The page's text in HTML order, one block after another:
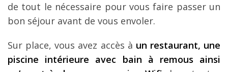
de tout le nécessaire pour vous faire passer un
bon séjour avant de vous envoler.
Sur place, vous avez accès à un restaurant, une
piscine intérieure avec bain à remous ainsi